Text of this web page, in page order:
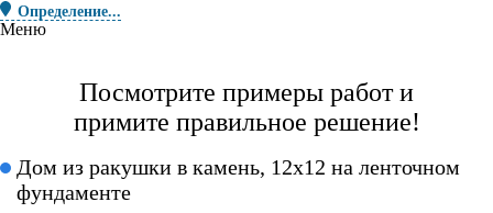
Определение...
Меню
Посмотрите примеры работ и
примите правильное решение!
Дом из ракушки в камень, 12x12 на ленточном
фундаменте